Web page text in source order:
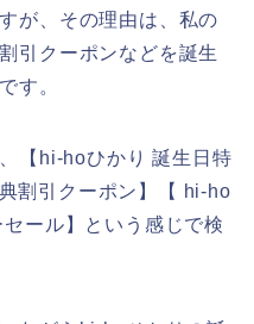
が、その理由は、私の
引クーポンなどを誕生
す。
【hi-hoひかり 誕生日特
割引クーポン】【 hi-ho
ール】という感じで検